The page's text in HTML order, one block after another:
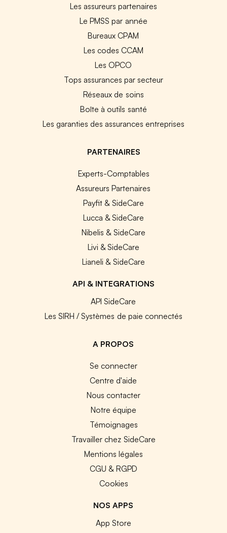
Les assureurs partenaires
Le PMSS par année
Bureaux CPAM
Les codes CCAM
Les OPCO
Tops assurances par secteur
Réseaux de soins
Boîte à outils santé
Les garanties des assurances entreprises
PARTENAIRES
Experts-Comptables
Assureurs Partenaires
Payfit & SideCare
Lucca & SideCare
Nibelis & SideCare
Livi & SideCare
Lianeli & SideCare
API & INTEGRATIONS
API SideCare
Les SIRH / Systèmes de paie connectés
A PROPOS
Se connecter
Centre d'aide
Nous contacter
Notre équipe
Témoignages
Travailler chez SideCare
Mentions légales
CGU & RGPD
Cookies
NOS APPS
App Store